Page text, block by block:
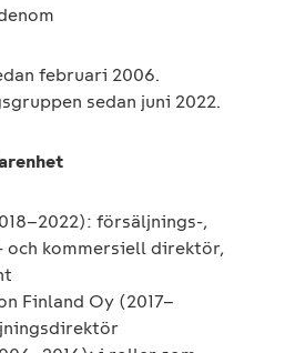
februari 2006.
sedan juni 2022.
försäljnings-,
och kommersiell direktör,
Finland Oy (2017–